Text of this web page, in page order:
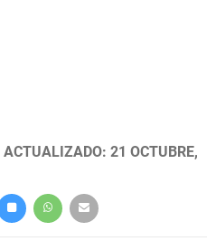
| ACTUALIZADO: 21 OCTUBRE,